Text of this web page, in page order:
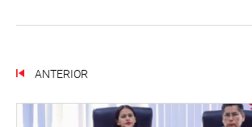
ANTERIOR